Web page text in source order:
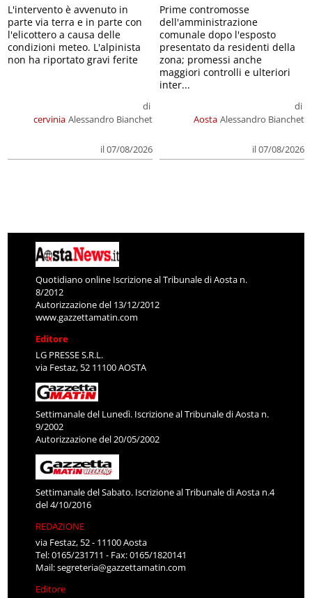
cervinia
di
Alessandro Bianchet
il 07/08/2026
L'intervento è avvenuto in
parte via terra e in parte con
l'elicottero a causa delle
condizioni meteo. L'alpinista
non ha riportato gravi ferite
Aosta
di
Alessandro Bianchet
il 07/08/2026
Prime contromosse
dell'amministrazione
comunale dopo l'esposto
presentato da residenti della
zona; promessi anche
maggiori controlli e ulteriori
inter...
Quotidiano online Iscrizione al Tribunale di Aosta n.
8/2012
Autorizzazione del 13/12/2012
www.gazzettamatin.com
Editore
LG PRESSE S.R.L.
via Festaz, 52 11100 AOSTA
Settimanale del Lunedì. Iscrizione al Tribunale di Aosta n.
9/2002
Autorizzazione del 20/05/2002
Settimanale del Sabato. Iscrizione al Tribunale di Aosta n.4
del 4/10/2016
REDAZIONE
via Festaz, 52 - 11100 Aosta
Tel: 0165/231711 - Fax: 0165/1820141
Mail:segreteria@gazzettamatin.com
Editore